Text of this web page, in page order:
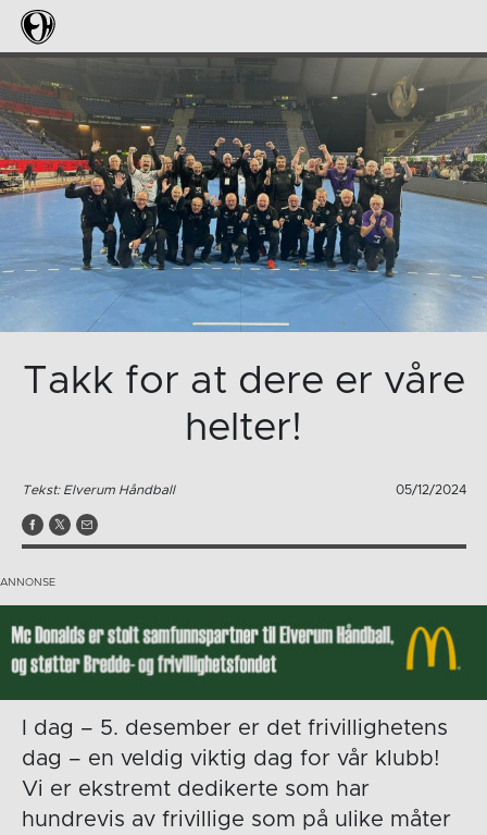
Takk for at dere er våre
helter!
Tekst: Elverum Håndball 05/12/2024
I dag – 5. desember er det frivillighetens
dag – en veldig viktig dag for vår klubb!
Vi er ekstremt dedikerte som har
hundrevis av frivillige som på ulike måter